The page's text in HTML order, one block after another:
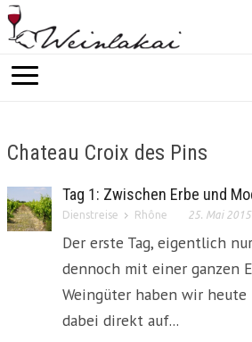
Chateau Croix des Pins
Tag 1: Zwischen Erbe und
Dienstreise Rhône 25. Mai 2015
Der erste Tag, eigentlich
dennoch mit einer ganzen
Weingüter haben wir heute
dabei direkt auf...